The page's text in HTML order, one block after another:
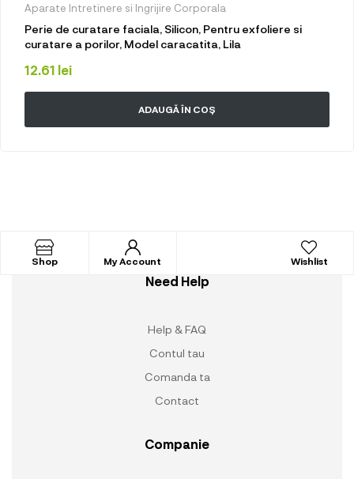
Aparate Intretinere si Ingrijire Corporala
Perie de curatare faciala, Silicon, Pentru exfoliere si
curatare a porilor, Model caracatita, Lila
12.61 lei
ADAUGĂ ÎN COȘ
Shop My Account Wishlist
Need Help
Help & FAQ
Contul tau
Comanda ta
Contact
Companie